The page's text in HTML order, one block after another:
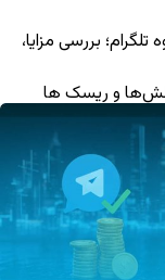
بررسی مزایا،
و ریسک ها